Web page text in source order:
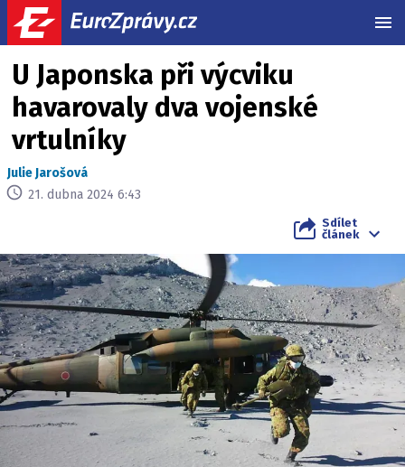
U Japonska při výcviku
havarovaly dva vojenské
vrtulníky
Julie Jarošová
21. dubna 2024 6:43
Sdílet
článek